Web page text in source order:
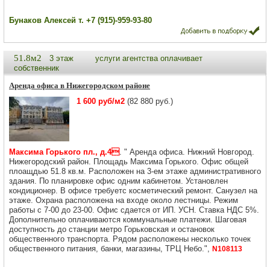
Бунаков Алексей т. +7 (915)-959-93-80
51.8м2 3 этаж
услуги агентства оплачивает
собственник
Аренда офиса в Нижегородском районе
1 600 руб/м2 (82 880 руб.)
Максима Горького пл., д.4. " Аренда офиса. Нижний Новгород.
Нижегородский район. Площадь Максима Горького. Офис общей
плоащдью 51.8 кв.м. Расположен на 3-ем этаже административного
здания. По планировке офис одним кабинетом. Установлен
кондиционер. В офисе требуетс косметический ремонт. Санузел на
этаже. Охрана расположена на входе около лестницы. Режим
работы с 7-00 до 23-00. Офис сдается от ИП. УСН. Ставка НДС 5%.
Дополнительно оплачиваются коммунальные платежи. Шаговая
доступность до станции метро Горьковская и остановок
общественного транспорта. Рядом расположены несколько точек
общественного питания, банки, магазины, ТРЦ Небо.", N108113